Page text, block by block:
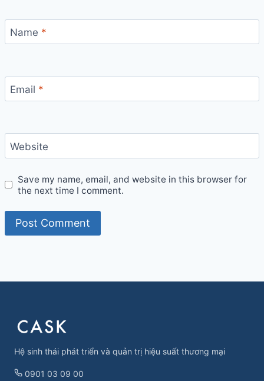
Name *
Email *
Website
Save my name, email, and website in this browser for
the next time I comment.
Hệ sinh thái phát triển và quản trị hiệu suất thương mại
0901 03 09 00